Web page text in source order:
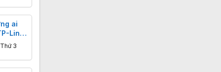
ai
Link
3